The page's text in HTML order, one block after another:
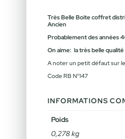
Très Belle Boite coffret
Ancien
Probablement des années
On aime: la très belle
A noter un petit défaut sur
Code RB N°147
INFORMATIONS
Poids
0,278 kg